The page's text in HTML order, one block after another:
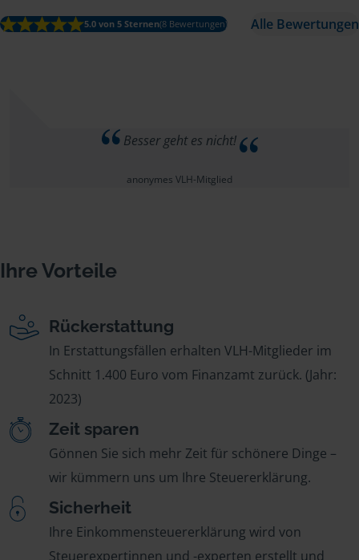
5.0 von 5 Sternen(8 Bewertungen) Alle Bewertungen
Besser geht es nicht!
anonymes VLH-Mitglied
Ihre Vorteile
Rückerstattung
In Erstattungsfällen erhalten VLH-Mitglieder im
Schnitt 1.400 Euro vom Finanzamt zurück. (Jahr:
2023)
Zeit sparen
Gönnen Sie sich mehr Zeit für schönere Dinge –
wir kümmern uns um Ihre Steuererklärung.
Sicherheit
Ihre Einkommensteuererklärung wird von
Steuerexpertinnen und -experten erstellt und